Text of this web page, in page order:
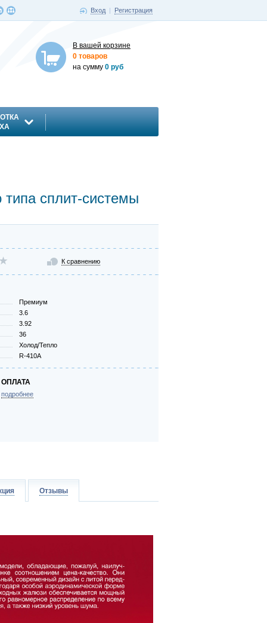
Вход | Регистрация
В вашей корзине
0 товаров
на сумму 0 руб
сплит-системы
К сравнению
Премиум
3.6
3.92
36
Холод/Тепло
R-410A
ОПЛАТА
подробнее
Отзывы